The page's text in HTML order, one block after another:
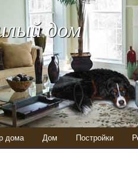
дом
дома Дом Постройки